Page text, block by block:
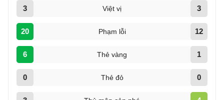
3 Việt vị 3
20 Phạm lỗi 12
6 Thẻ vàng 1
0 Thẻ đỏ 0